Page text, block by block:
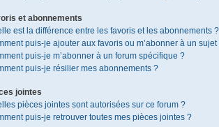
et abonnements
est la différence entre les favoris et les abonnements ?
puis-je ajouter aux favoris ou m’abonner à un
puis-je m’abonner à un forum spécifique ?
puis-je résilier mes abonnements ?
jointes
pièces jointes sont autorisées sur ce forum ?
puis-je retrouver toutes mes pièces jointes ?